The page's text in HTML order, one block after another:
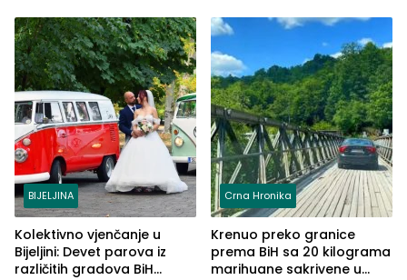
BIJELJINA
Kolektivno vjenčanje u
Bijeljini: Devet parova iz
različitih gradova BiH
Crna Hronika
Krenuo preko granice
prema BiH sa 20 kilograma
marihuane sakrivene u